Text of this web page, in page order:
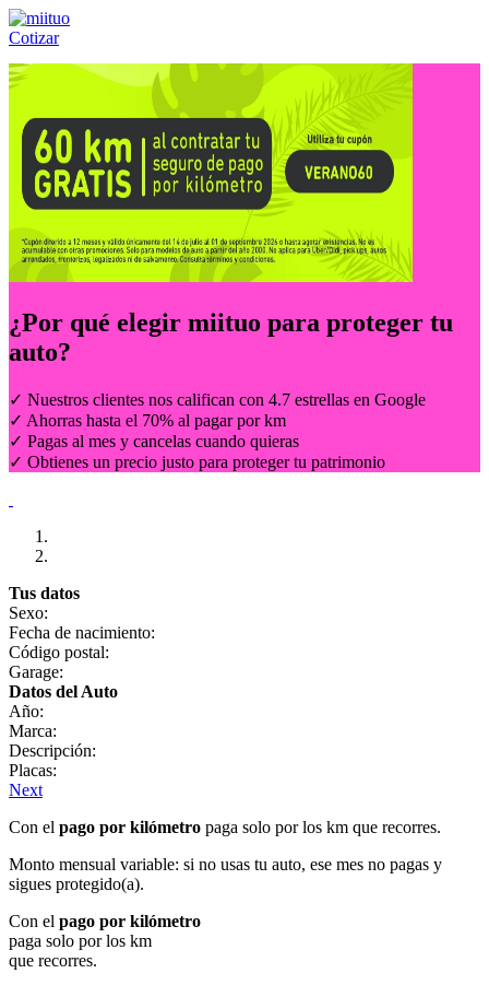
Cotizar
Llámanos al:(55) 84-21-05-00 ó
¿Por qué elegir miituo para proteger tu
auto?
✓ Nuestros clientes nos califican con 4.7 estrellas en Google
✓ Ahorras hasta el 70% al pagar por km
✓ Pagas al mes y cancelas cuando quieras
✓ Obtienes un precio justo para proteger tu patrimonio
Tus datos
Sexo:
Fecha de nacimiento:
Código postal:
Garage:
Datos del Auto
Año:
Marca:
Descripción:
Placas:
Next
Con el pago por kilómetro paga solo por los km que recorres.
Monto mensual variable: si no usas tu auto, ese mes no pagas y
sigues protegido(a).
Con el pago por kilómetro
paga solo por los km
que recorres.